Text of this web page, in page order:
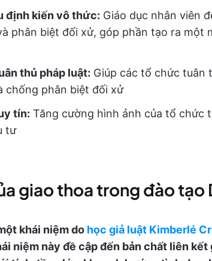
định kiến vô thức: Giáo dục nhân viên
phân biệt đối xử, góp phần tạo ra một
thủ pháp luật: Giúp các tổ chức tuân
chống phân biệt đối xử
tín: Tăng cường hình ảnh của tổ chức
tư
giao thoa trong đào tạo
khái niệm do học giả luật Kimberlé
niệm này đề cập đến bản chất liên